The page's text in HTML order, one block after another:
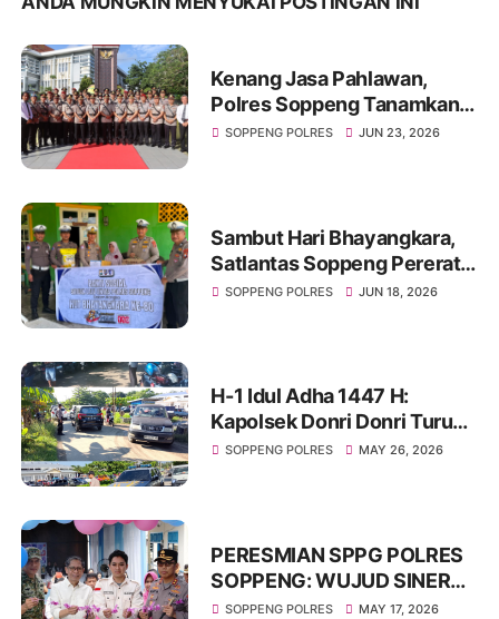
Kenang Jasa Pahlawan,
Polres Soppeng Tanamkan
Semangat Pengabdian di
SOPPENG POLRES JUN 23, 2026
Sambut Hari Bhayangkara,
Satlantas Soppeng Pererat
Silaturahmi Lewat Berbagi
SOPPENG POLRES JUN 18, 2026
H-1 Idul Adha 1447 H:
Kapolsek Donri Donri Turun
Langsung Amankan Pasar
SOPPENG POLRES MAY 26, 2026
PERESMIAN SPPG POLRES
SOPPENG: WUJUD SINERGI
KUAT DUKUNG KETAHANAN
SOPPENG POLRES MAY 17, 2026